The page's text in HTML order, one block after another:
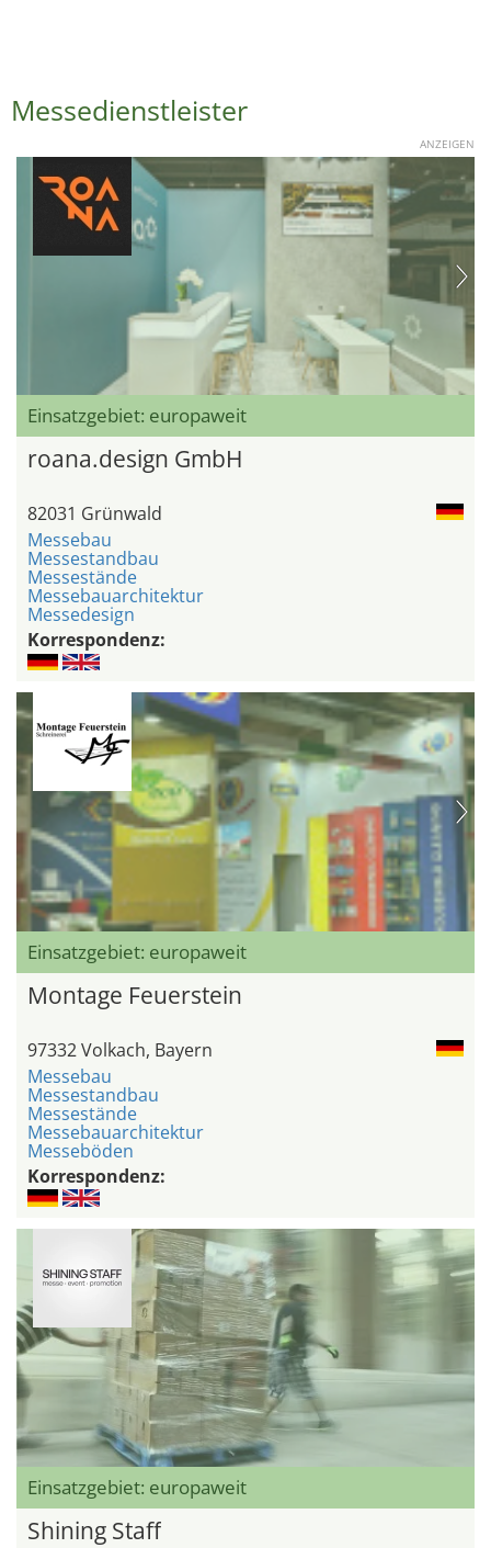
Messedienstleister
ANZEIGEN
Einsatzgebiet: europaweit
roana.design GmbH
82031 Grünwald
Messebau
Messestandbau
Messestände
Messebauarchitektur
Messedesign
Korrespondenz:
Einsatzgebiet: europaweit
Montage Feuerstein
97332 Volkach, Bayern
Messebau
Messestandbau
Messestände
Messebauarchitektur
Messeböden
Korrespondenz:
Einsatzgebiet: europaweit
Shining Staff